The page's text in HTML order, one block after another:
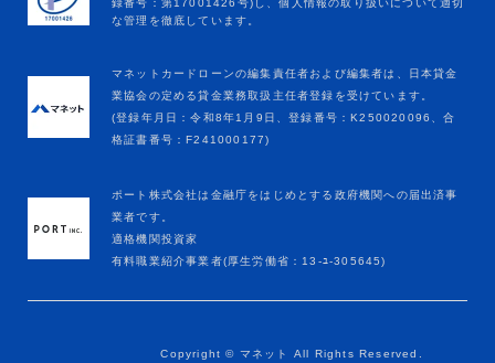
マネットカードローンの編集責任者および編集者は、日本貸金
業協会の定める貸金業務取扱主任者登録を受けています。
(登録年月日：令和8年1月9日、登録番号：K250020096、合
格証書番号：F241000177)
ポート株式会社は金融庁をはじめとする政府機関への届出済事
業者です。
適格機関投資家
有料職業紹介事業者(厚生労働省：13-ﾕ-305645)